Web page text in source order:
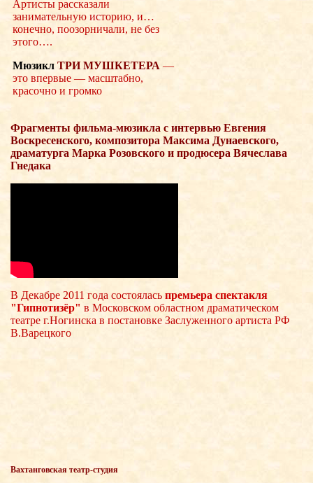
Артисты рассказали
занимательную историю, и…
конечно, поозорничали, не без
этого….
Мюзикл ТРИ МУШКЕТЕРА —
это впервые — масштабно,
красочно и громко
Фрагменты фильма-мюзикла с интервью Евгения
Воскресенского, композитора Максима Дунаевского,
драматурга Марка Розовского и продюсера Вячеслава
Гнедака
В Декабре 2011 года состоялась премьера спектакля
"Гипнотизёр" в Московском областном драматическом
театре г.Ногинска в постановке Заслуженного артиста РФ
В.Варецкого
Вахтанговская театр-студия